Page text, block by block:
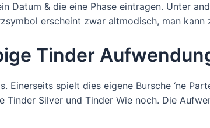
Datum & die eine Phase eintragen. Unter
erscheint zwar altmodisch, man kann
Tinder
Einerseits spielt dies eigene Bursche ‘ne
Silver und Tinder Wie noch. Die